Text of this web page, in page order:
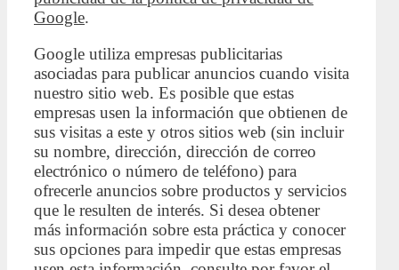
Google.
Google utiliza empresas publicitarias
asociadas para publicar anuncios cuando visita
nuestro sitio web. Es posible que estas
empresas usen la información que obtienen de
sus visitas a este y otros sitios web (sin incluir
su nombre, dirección, dirección de correo
electrónico o número de teléfono) para
ofrecerle anuncios sobre productos y servicios
que le resulten de interés. Si desea obtener
más información sobre esta práctica y conocer
sus opciones para impedir que estas empresas